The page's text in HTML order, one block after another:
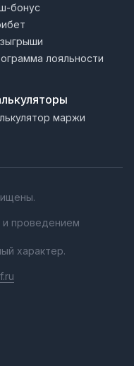
бонус
лояльности
маржи
и проведением
характер.